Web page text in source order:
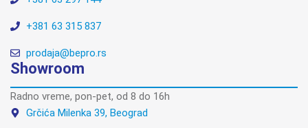
+381 63 315 837
prodaja@bepro.rs
Showroom
Radno vreme, pon-pet, od 8 do 16h
Grčića Milenka 39, Beograd